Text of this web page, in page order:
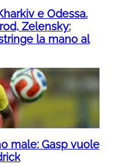
e Odessa.
Zelensky:
la mano al
male: Gasp vuole